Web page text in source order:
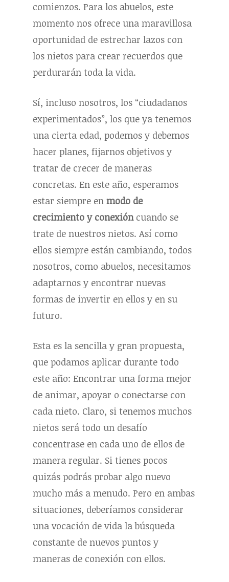
comienzos. Para los abuelos, este
momento nos ofrece una maravillosa
oportunidad de estrechar lazos con
los nietos para crear recuerdos que
perdurarán toda la vida.
Sí, incluso nosotros, los “ciudadanos
experimentados”, los que ya tenemos
una cierta edad, podemos y debemos
hacer planes, fijarnos objetivos y
tratar de crecer de maneras
concretas. En este año, esperamos
estar siempre en modo de
crecimiento y conexióncuando se
trate de nuestros nietos. Así como
ellos siempre están cambiando, todos
nosotros, como abuelos, necesitamos
adaptarnos y encontrar nuevas
formas de invertir en ellos y en su
futuro.
Esta es la sencilla y gran propuesta,
que podamos aplicar durante todo
este año: Encontrar una forma mejor
de animar, apoyar o conectarse con
cada nieto. Claro, si tenemos muchos
nietos será todo un desafío
concentrase en cada uno de ellos de
manera regular. Si tienes pocos
quizás podrás probar algo nuevo
mucho más a menudo. Pero en ambas
situaciones, deberíamos considerar
una vocación de vida la búsqueda
constante de nuevos puntos y
maneras de conexión con ellos.